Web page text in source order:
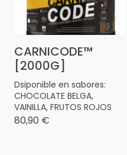
CARNICODE™
[2000G]
Dsiponible en sabores:
CHOCOLATE BELGA,
VAINILLA, FRUTOS ROJOS
80,90 €